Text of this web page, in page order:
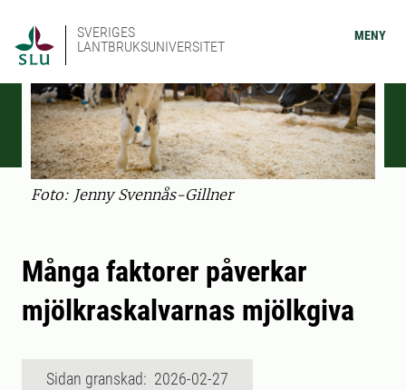
SVERIGES
LANTBRUKSUNIVERSITET
MENY
Foto: Jenny Svennås-Gillner
Många faktorer påverkar
mjölkraskalvarnas mjölkgiva
Sidan granskad: 2026-02-27